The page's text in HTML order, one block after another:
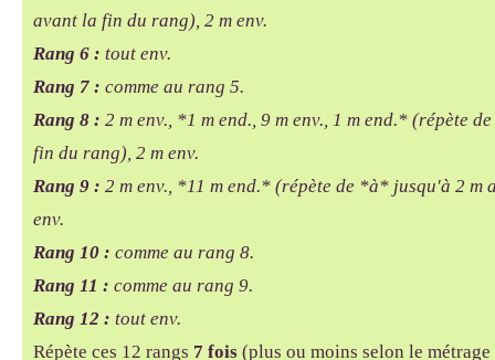
avant la fin du rang), 2 m env.
Rang 6 : tout env.
Rang 7 : comme au rang 5.
Rang 8 : 2 m env., *1 m end., 9 m env., 1 m end.* (répète
fin du rang), 2 m env.
Rang 9 : 2 m env., *11 m end.* (répète de *à* jusqu'à 2 m
env.
Rang 10 : comme au rang 8.
Rang 11 : comme au rang 9.
Rang 12 : tout env.
Répète ces 12 rangs 7 fois (plus ou moins selon le